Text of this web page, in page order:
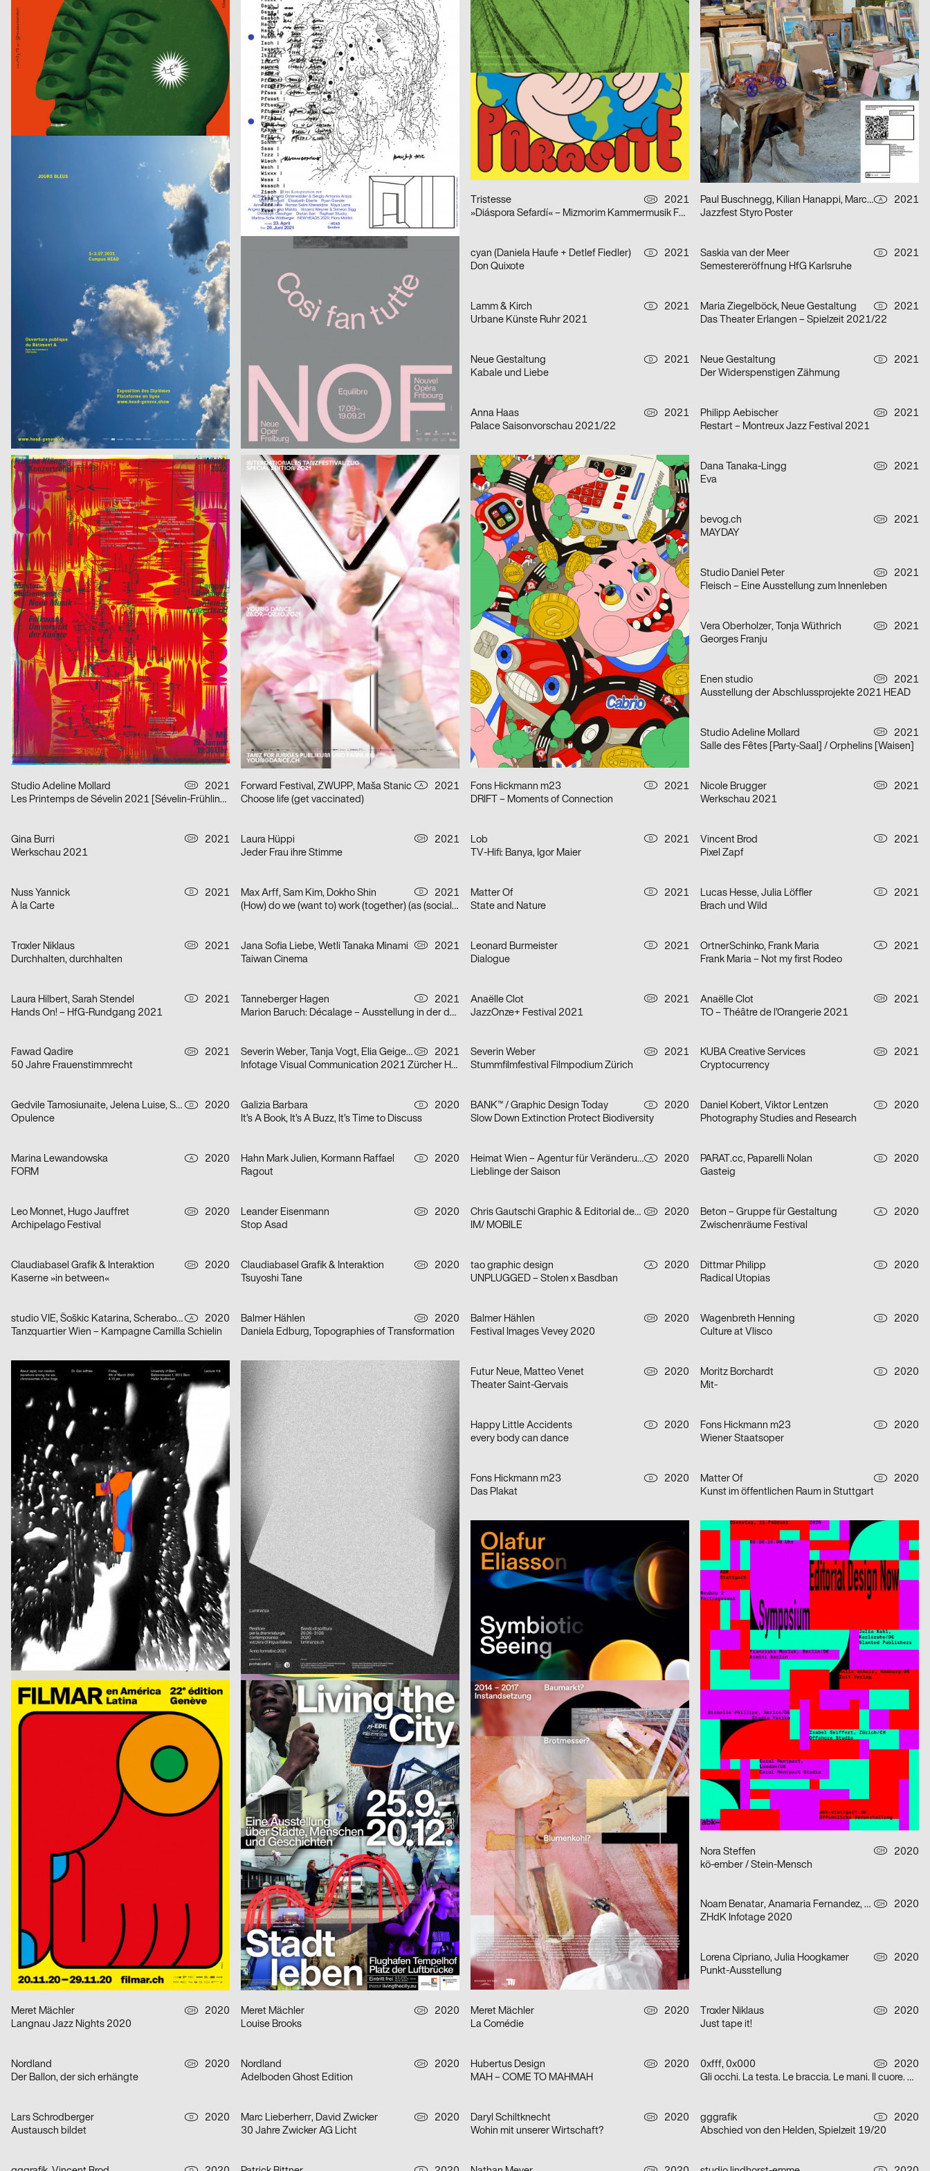
Claudiabasel Grafik & Interaktion
2021
S AM Accsess for all
Claudiabasel Grafik & Interaktion CH
2021
Die Nase
Balmer Hählen CH
2021
Foreign Agent – Live Bold
Balmer Hählen
2021
Fabienne Levy – Romane De Watteville
Phila Büdding, Jana Rzehak
2021
Jazzkabinett
figures CH
2021
Kunsthalle Fribourg 30/40 ans Jubilé
Atelier Bundi AG CH
2021
Edgar
Herendi Artemisio CH
2021
Formafantasma: Cambio – Baum, Holz, Mensch
2021
Neo Neo CH
2021
Jonathan Blaschke, Bruno Jacoby D
2021
Kohlswat Season 2
D
2021
Tristesse, Stählin Alena
2021
Kunsttage Basel 2021
Tristesse CH
2021
»Diáspora Sefardí« – Mizmorim Kammermusik Festival
Paul Buschnegg, Kilian Hanappi, Marcus Wagner A
2021
Jazzfest Styro Poster
Valentin Jauch, Sonia González D
2021
cyan (Daniela Haufe + Detlef Fiedler) D
2021
Don Quixote
Saskia van der Meer D
2021
Semestereröffnung HfG Karlsruhe
2021
Odas Balkonale
Instagrampier – Pierfrancesco Celada
Lamm & Kirch D
2021
Urbane Künste Ruhr 2021
Maria Ziegelböck, Neue Gestaltung D
2021
Das Theater Erlangen – Spielzeit 2021/22
Neue Gestaltung
Nabucco
Neue Gestaltung D
2021
Kabale und Liebe
Neue Gestaltung D
2021
Der Widerspenstigen Zähmung
2021
Mondgesichter
Anna Haas CH
2021
Palace November/Dezember 2021
Anna Haas CH
2021
Palace Saisonvorschau 2021/22
Philipp Aebischer CH
2021
Restart – Montreux Jazz Festival 2021
Thomas Kühnen D
2021
Frische Klänge – die Konzertreihe
ROLE Studio CH
2021
Young Dance Festival
Arbnore Toska CH
2021
AMEX
Dana Tanaka-Lingg CH
2021
Eva
Brechbühl Erich CH
2021
Tür auf Tür zu
HAMMER, Tomiris Shyngyssova
2021
Gessnerallee
AMI CH
2021
Archipel Festival 2021
bevog.ch CH
2021
MAYDAY
Tjaša Cizej, Max Gültig, Laura Hähnel, Basil Haug D
2021
it’s a book, it’s a screen, it’s a space in between
Studio Adeline Mollard, Coboi
2021
Bad Bonn Kilbi 2021
Studio Daniel Peter CH
2021
Kofmehl
Studio Daniel Peter CH
2021
Fleisch – Eine Ausstellung zum Innenleben
Enrico Bravi A
2021
KM 60
Shortnotice Studio
2021
INFORMATION (Today)
AnDiCo Lab CH
2021
Struktureller Film
Vera Oberholzer, Tonja Wüthrich CH
2021
Georges Franju
Jule Hägele D
2021
50 Jahre Release Stuttgart e. V.
Gina Burri
2021
Jul Dillier
Benjamin Hermann CH
2021
Strandgut Flohmarkt
Enen studio CH
2021
Ausstellung der Abschlussprojekte 2021 HEAD
Alix Stria D
2021
BARS ARE CLOSED, BUT PUB IS OPEN! [Bars sind geschlossen, doch PUB ist geöfffnet!]
Tim Lindacher, Johannes Schreiner
2021
Bau Mich Auf
Jahn Koutrios CH
2021
Talk with Urban Landscape
Studio Adeline Mollard CH
2021
Salle des Fêtes [Party-Saal] / Orphelins [Waisen]
Studio Adeline Mollard CH
2021
Les Printemps de Sévelin 2021 [Sévelin-Frühling 2021]
Forward Festival, ZWUPP, Maša Stanic A
2021
Choose life (get vaccinated)
Fons Hickmann m23 D
2021
DRIFT – Moments of Connection
Nicole Brugger CH
2021
Werkschau 2021
Gina Burri CH
2021
Werkschau 2021
Laura Hüppi CH
2021
Jeder Frau ihre Stimme
Lob D
2021
TV-Hifi: Banya, Igor Maier
Vincent Brod D
2021
Pixel Zapf
Nuss Yannick D
2021
À la Carte
Max Arff, Sam Kim, Dokho Shin D
2021
(How) do we (want to) work (together) (as (socially engaged) designers (students and neighbors)) (in neoliberal times)?
Matter Of D
2021
State and Nature
Lucas Hesse, Julia Löffler D
2021
Brach und Wild
Troxler Niklaus CH
2021
Durchhalten, durchhalten
Jana Sofia Liebe, Wetli Tanaka Minami CH
2021
Taiwan Cinema
Leonard Burmeister D
2021
Dialogue
OrtnerSchinko, Frank Maria A
2021
Frank Maria – Not my first Rodeo
Laura Hilbert, Sarah Stendel D
2021
Hands On! – HfG-Rundgang 2021
Tanneberger Hagen D
2021
Marion Baruch: Décalage – Ausstellung in der der HGB Galerie
Anaëlle Clot CH
2021
JazzOnze+ Festival 2021
Anaëlle Clot CH
2021
TO – Théâtre de l’Orangerie 2021
Fawad Qadire CH
2021
50 Jahre Frauenstimmrecht
Severin Weber, Tanja Vogt, Elia Geiger, Ladina Döring, Nicola Canziani CH
2021
Infotage Visual Communication 2021 Zürcher Hochschule der Künste
Severin Weber CH
2021
Stummfilmfestival Filmpodium Zürich
KUBA Creative Services CH
2021
Cryptocurrency
Gedvile Tamosiunaite, Jelena Luise, Shuaitong Zong D
2020
Opulence
Galizia Barbara D
2020
It’s A Book, It’s A Buzz, It’s Time to Discuss
BANK™ / Graphic Design Today D
2020
Slow Down Extinction Protect Biodiversity
Daniel Kobert, Viktor Lentzen D
2020
Photography Studies and Research
Marina Lewandowska A
2020
FORM
Hahn Mark Julien, Kormann Raffael D
2020
Ragout
Heimat Wien – Agentur für Veränderung A
2020
Lieblinge der Saison
PARAT.cc, Paparelli Nolan D
2020
Gasteig
Leo Monnet, Hugo Jauffret CH
2020
Archipelago Festival
Leander Eisenmann CH
2020
Stop Asad
Chris Gautschi Graphic & Editorial design CH
2020
IM/ MOBILE
Beton – Gruppe für Gestaltung A
2020
Zwischenräume Festival
Claudiabasel Grafik & Interaktion CH
2020
Kaserne »in between«
Claudiabasel Grafik & Interaktion CH
2020
Tsuyoshi Tane
tao graphic design A
2020
UNPLUGGED – Stolen x Basdban
Dittmar Philipp D
2020
Radical Utopias
studio VIE, Šoškic Katarina, Scherabon Herwig A
2020
Tanzquartier Wien – Kampagne Camilla Schielin
Balmer Hählen CH
2020
Daniela Edburg, Topographies of Transformation
Balmer Hählen CH
2020
Festival Images Vevey 2020
Wagenbreth Henning D
2020
Culture at Vlisco
Vaidehi Hofer
2020
Lecture Series in Evolutionary Ecology
Alfio Mazzei CH
2020
Luminanza
Futur Neue, Matteo Venet CH
2020
Theater Saint-Gervais
Moritz Borchardt D
2020
Mit-
buero butter
2020
Drei Streifen
Apfel Niklas D
2020
Imageplakatserie ufaFabrik Berlin
Happy Little Accidents D
2020
every body can dance
Fons Hickmann m23 D
2020
Wiener Staatsoper
Fons Hickmann m23
2020
RIAS Kammerchor Berlin
Fons Hickmann m23
2020
Bereicherung
Fons Hickmann m23 D
2020
Das Plakat
Matter Of D
2020
Kunst im öffentlichen Raum in Stuttgart
Ariane Spanier Design
2020
50 Years Museum of Contemporary Art Skopje
Malena Kronschnabl
2020
Jazz & Pop Festival Stuttgart
Martin Stoecklin & Melina Wilson
2020
Reinicke Christoph
Symposium: »Editorial Design Now«
Maximage, Studio Raphael Hefti CH
2020
Raphael Hefti: »Salutary Failures«
Federica Zanetti, Linggi Annina CH
2020
»Von Zwischenfall bis Zündschnur« – Sammlungsausstellung der Hochschule Luzern – Design & Kunst
NORM CH CH
2020
Total Space
Herendi Artemisio CH
2020
MyCollection: Bruno Monguzzi
Hren Iza
2020
Énergie animale
JACQUES ET BRIGITTE
ROXY Programm AUG – DEZ 2020
Schaubühne Berlin, Olaf Nicolai D
2020
Olaf Nicolai: »Nothing for Nothing/Try again«
WePlayDesign CH
2020
Festival Filmar 2020
Lamm & Kirch D
2020
Living the City – Stadt leben
Siyu Mao
Instandsetzung – Umlauftank 2
Lea Häfliger CH
2020
Raffinerie AG für Gestaltung
2020
56. Solothurner Filmtage Home Edition
Bueronardin A
2020
Vienna Design Week
Heynen Martin CH
2020
Lesen für Bier
Stahl R
Imagine the City
2020
Europäischer Kultursommer Fellbach
Christian Knöpfel CH
2020
Living Library
Radziejewski Robert
2020
Fragmentation – Frammenti di Due
Yui Yamagishi
DREAMS REFLECT OUR THOUGHTS
Tom Hegen – Habitat
Bureau Progressiv visuelle Kommunikation D
2020
smile for a while – Public Poster Gallery Reloaded
Huhn Jonas, Keller Dominik D
2020
Tokonoma Preview
Nora Steffen CH
2020
kö-ember / Stein-Mensch
babyinktwice CH
2020
Turboblock Nr. 8
Sonja Schwarz D
2020
Ästhetik des Designs
Noam Benatar, Anamaria Fernandez, Vilté Jurgutyté, Keller Samara CH
2020
ZHdK Infotage 2020
Design Studio Thom Pfister
2020
La Trouvaille – »ready-to-wear«
Mike Dziambor D
2020
Shrooms
HAMMER CH
2020
Gessnerallee
Lorena Cipriano, Julia Hoogkamer CH
2020
Punkt-Ausstellung
Meret Mächler CH
2020
Langnau Jazz Nights 2020
Meret Mächler CH
2020
Louise Brooks
Meret Mächler CH
2020
La Comédie
Troxler Niklaus CH
2020
Just tape it!
Nordland CH
2020
Der Ballon, der sich erhängte
Nordland CH
2020
Adelboden Ghost Edition
Hubertus Design CH
2020
MAH – COME TO MAHMAH
0xfff, 0x000 CH
2020
Gli occhi. La testa. Le braccia. Le mani. Il cuore. Grazie.
Lars Schrodberger D
2020
Austausch bildet
Marc Lieberherr, David Zwicker CH
2020
30 Jahre Zwicker AG Licht
Daryl Schiltknecht CH
2020
Wohin mit unserer Wirtschaft?
gggrafik D
2020
Abschied von den Helden, Spielzeit 19/20